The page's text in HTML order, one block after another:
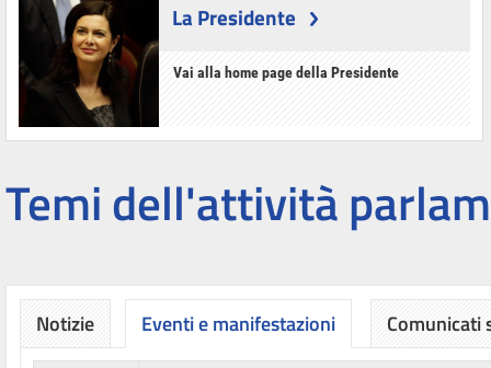
La Presidente
Vai alla home page della Presidente
Temi dell'attività
Notizie Eventi e manifestazioni Comunicati